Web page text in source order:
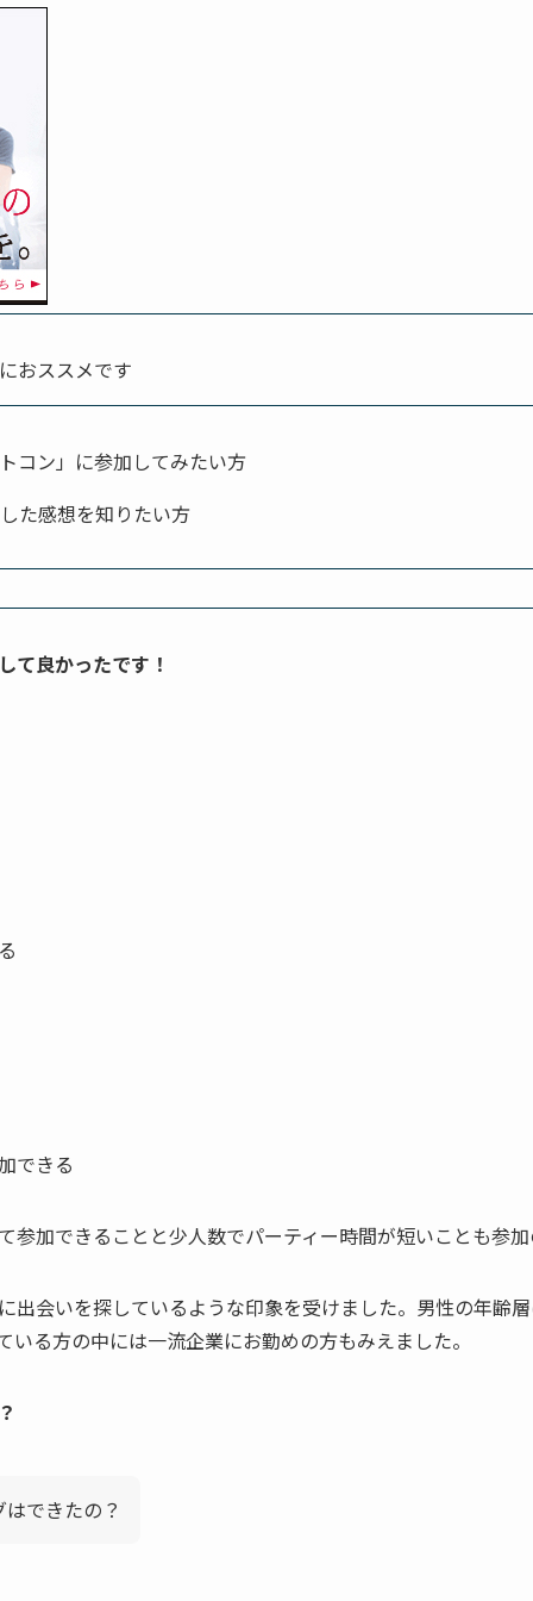
おススメです
コン」に参加してみたい方
た感想を知りたい方
て良かったです！
できる
参加できることと少人数でパーティー時間が短いことも参
出会いを探しているような印象を受けました。男性の年齢
いる方の中には一流企業にお勤めの方もみえました。
できたの？